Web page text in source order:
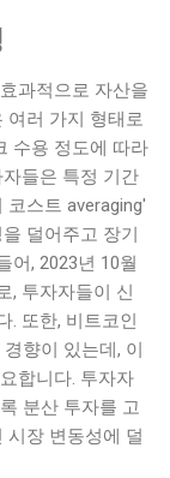
과적으로 자산을
여러 가지 형태로
수용 정도에 따라
들은 특정 기간
스트 averaging'
덜어주고 장기
어, 2023년 10월
, 투자자들이 신
. 또한, 비트코인
향이 있는데, 이
합니다. 투자자
분산 투자를 고
시장 변동성에 덜